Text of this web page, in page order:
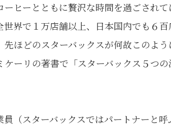
ヒーとともに贅沢な時間を過ごされて
世界で１万店舗以上、日本国内でも６
先ほどのスターバックスが何故このよ
ーリの著書で「スターバックス５つ
員（スターバックスではパートナーと